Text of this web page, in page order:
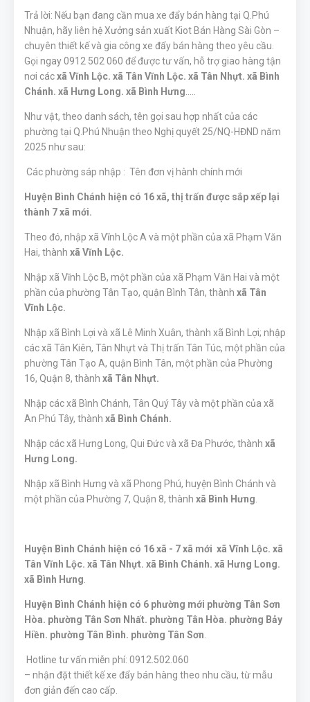
Trả lời: Nếu bạn đang cần mua xe đẩy bán hàng tại Q.Phú
Nhuận, hãy liên hệXưởng sản xuất Kiot Bán Hàng Sài Gòn –
chuyên thiết kế và gia công xe đẩy bán hàng theo yêu cầu.
Gọi ngay0912 502 060 để được tư vấn, hỗ trợ giao hàng tận
nơi cácxã Vĩnh Lộc. xã Tân Vĩnh Lộc. xã Tân Nhựt. xã Bình
Chánh. xã Hưng Long. xã Bình Hưng
Như vật, theo danh sách, tên gọi sau hợp nhất của các
phường tại‍ Q.Phú Nhuận theo Nghị quyết 25/NQ-HĐND năm
2025 như sau:
‍ Các‍ phường‍ sáp‍ nhập ‍ : ‍ Tên‍ đơn‍ vị‍ hành‍ chính‍ mới ‍
Huyện Bình Chánh hiện có 16 xã, thị trấn được sắp xếp lại
thành 7 xã mới.
Theo đó, nhập xã Vĩnh Lộc A và một phần của xã Phạm Văn
Hai, thành xã Vĩnh Lộc.
Nhập xã Vĩnh Lộc B, một phần của xã Phạm Văn Hai và một
phần của phường Tân Tạo, quận Bình Tân, thành xã Tân
Vĩnh Lộc.
Nhập xã Bình Lợi và xã Lê Minh Xuân, thành xã Bình Lợi; nhập
các xã Tân Kiên, Tân Nhựt và Thị trấn Tân Túc, một phần của
phường Tân Tạo A, quận Bình Tân, một phần của Phường
16, Quận 8, thành xã Tân Nhựt.
Nhập các xã Bình Chánh, Tân Quý Tây và một phần của xã
An Phú Tây, thành xã Bình Chánh.
Nhập các xã Hưng Long, Qui Đức và xã Đa Phước, thành xã
Hưng Long.
Nhập xã Bình Hưng và xã Phong Phú, huyện Bình Chánh và
một phần của Phường 7, Quận 8, thành xã Bình Hưng
Huyện Bình Chánh hiện có 16 xã - 7 xã mới xã Vĩnh Lộc. xã
Tân Vĩnh Lộc. xã Tân Nhựt. xã Bình Chánh. xã Hưng Long.
xã Bình Hưng
Huyện Bình Chánh hiện có 6 phường mới phường Tân Sơn
Hòa. phường Tân Sơn Nhất. phường Tân Hòa. phường Bảy
Hiền. phường Tân Bình. phường Tân Sơn
Hotline tư vấn miễn phí: 0912.502.060
– nhận đặt thiết kế xe đẩy bán hàng theo nhu cầu, từ mẫu
đơn giản đến cao cấp.